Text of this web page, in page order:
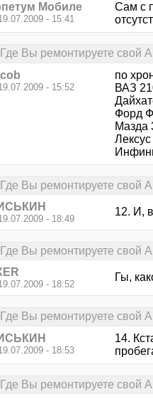
Мобиле
- 15:41
Сам с
Где Вы ремонтируете свой
- 15:52
по
ВАЗ
Форд
Мазда
Где Вы ремонтируете свой
- 18:49
12. И,
Где Вы ремонтируете свой
- 18:52
Гы,
Где Вы ремонтируете свой
- 18:53
14.
Где Вы ремонтируете свой